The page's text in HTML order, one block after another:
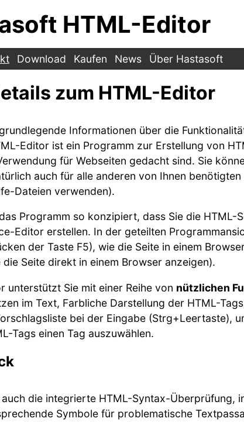
HTML-Editor
Download Kaufen News Über Hastasoft
zum HTML-Editor
Informationen über die
Editor ist ein Programm zur Erstellung von
für Webseiten gedacht sind. Sie
auch für alle anderen von Ihnen benötigten
Dateien verwenden).
Programm so konzipiert, dass Sie die HTML-
Editor erstellen. In der geteilten
der Taste F5), wie die Seite in einem
die Seite direkt in einem Browser anzeigen).
unterstützt Sie mit einer Reihe von nützlichen
im Text, Farbliche Darstellung der HTML-
bei der Eingabe (Strg+Leertaste),
Tags einen Tag auszuwählen.
die integrierte HTML-Syntax-Überprüfung,
Symbole für problematische